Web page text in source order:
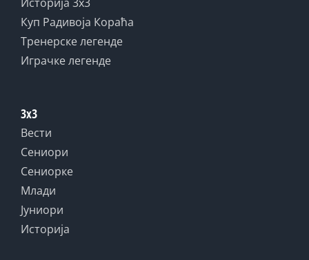
Куп Радивоја Кораћа
Тренерске легенде
Играчке легенде
3x3
Вести
Сениори
Сениорке
Млади
Јуниори
Историја